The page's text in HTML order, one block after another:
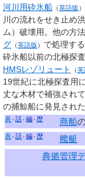
河川用砕氷船 （英語版 ）
川の流れをせき止め
ム）破壊用。他の方
グ （英語版 ） で処理す
砕氷船以前の北極探
HMSレゾリュート
（英
19世紀に北極探査用
丈な木材で補強され
の捕鯨船に発見された
表 話 編 歴 商船
表 話 編 歴 艦艇
典拠管理